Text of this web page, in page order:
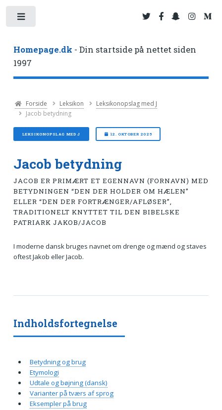
Homepage.dk - Din startside på nettet siden
1997
Forside Leksikon
Leksikonopslag med J
Jacob betydning
LEKSIKONOPSLAG MED J 12. OKTOBER 2025
Jacob betydning
JACOB ER PRIMÆRT ET EGENNAVN (FORNAVN) MED
BETYDNINGEN “DEN DER HOLDER OM HÆLEN”
ELLER “DEN DER FORTRÆNGER/AFLØSER”,
TRADITIONELT KNYTTET TIL DEN BIBELSKE
PATRIARK JAKOB/JACOB
I moderne dansk bruges navnet om drenge og mænd og staves
oftest Jakob eller Jacob.
Indholdsfortegnelse
Betydning og brug
Etymologi
Udtale og bøjning (dansk)
Varianter på tværs af sprog
Eksempler på brug